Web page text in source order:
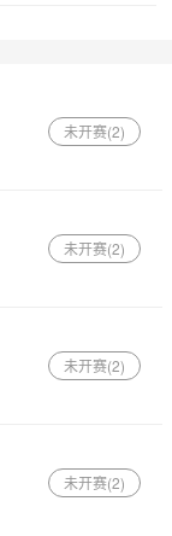
未开赛(2)
未开赛(2)
未开赛(2)
未开赛(2)